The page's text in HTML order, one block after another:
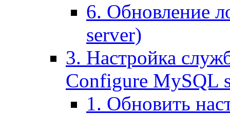
6. Обновление
server)
3. Настройка
Configure MySQL
1. Обновить